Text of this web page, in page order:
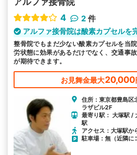
4
2 件
アルファ接骨院は酸素カプセルを
整骨院でもまだ少ない酸素カプセルを当
労状態に効果があるだけでなく、交通事
が期待できます。
お見舞金最大20,000
住所：東京都豊島区
ラザビル2F
最寄り駅： 大塚駅 /
駅
アクセス：大塚駅か
駐車場：無（近隣に